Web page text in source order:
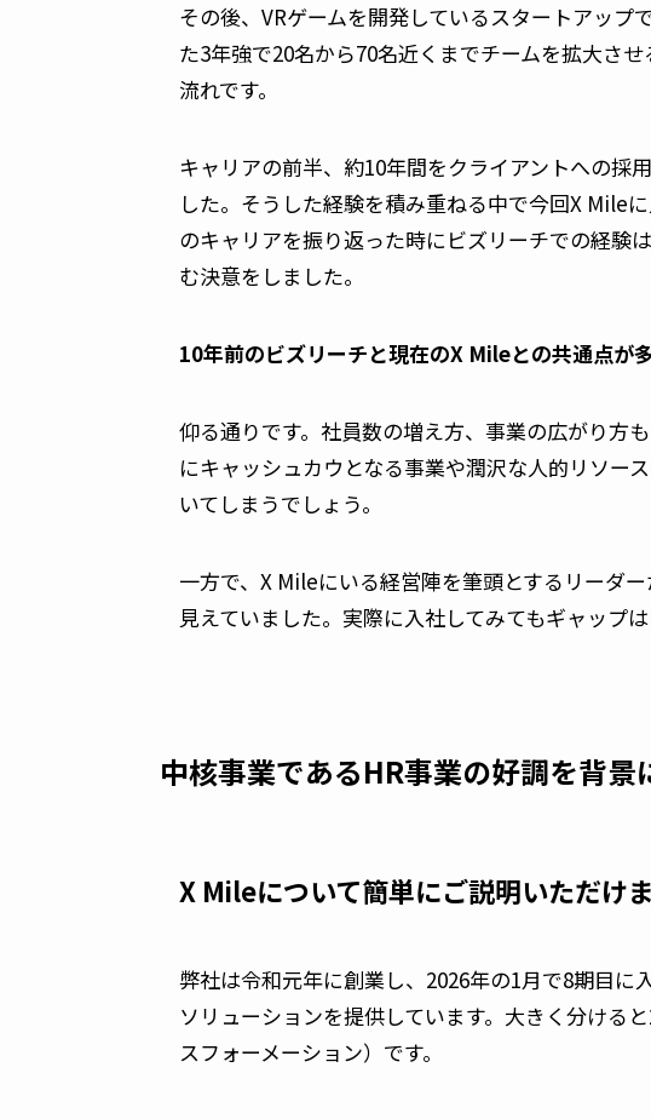
その後、VRゲームを開発しているスタートアッ
た3年強で20名から70名近くまでチームを拡大さ
流れです。
キャリアの前半、約10年間をクライアントへの採
した。そうした経験を積み重ねる中で今回X Mile
のキャリアを振り返った時にビズリーチでの経験
む決意をしました。
――10年前のビズリーチと現在のX Mileとの共通点が
仰る通りです。社員数の増え方、事業の広がり方
にキャッシュカウとなる事業や潤沢な人的リソー
いてしまうでしょう。
一方で、X Mileにいる経営陣を筆頭とするリーダ
見えていました。実際に入社してみてもギャップ
中核事業であるHR事業の好調を背
X Mileについて簡単にご説明いただけ
弊社は令和元年に創業し、2026年の1月で8期目
ソリューションを提供しています。大きく分ける
スフォーメーション）です。